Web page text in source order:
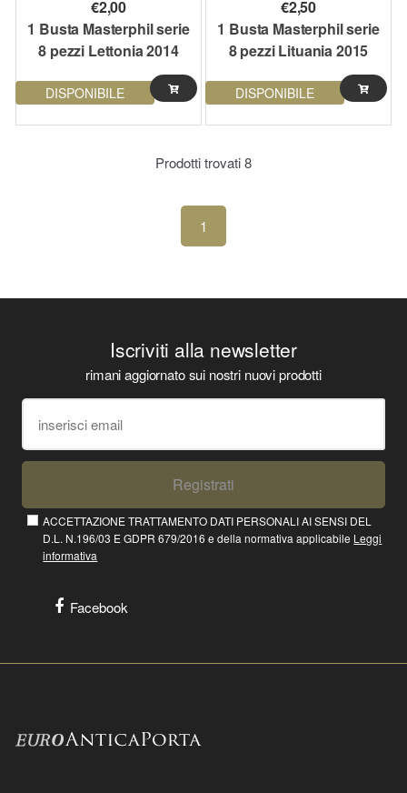
€2,00
1 Busta Masterphil serie
8 pezzi Lettonia 2014
DISPONIBILE
€2,50
1 Busta Masterphil serie
8 pezzi Lituania 2015
DISPONIBILE
Prodotti trovati8
1
Iscriviti alla newsletter
rimani aggiornato sui nostri nuovi prodotti
Registrati
ACCETTAZIONE TRATTAMENTO DATI PERSONALI AI SENSI DEL
D.L. N.196/03 E GDPR 679/2016 e della normativa applicabile Leggi
informativa
Facebook